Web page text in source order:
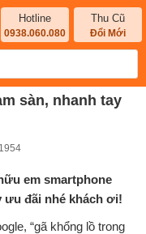
Hotline
0938.060.080
Thu Cũ
Đổi Mới
sàn, nhanh tay
1954
em smartphone
ưu đãi nhé khách ơi!
“gã khổng lồ trong